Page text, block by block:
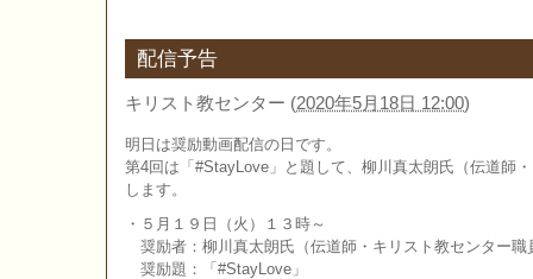
配信予告
キリスト教センター (2020年5月18日 12:00)
明日は奨励動画配信の日です。
第4回は「#StayLove」と題して、柳川真太朗氏（伝道師
します。
・５月１９日（火）１３時～
奨励者：柳川真太朗氏（伝道師・キリスト教センター職
奨励題：「#StayLove」